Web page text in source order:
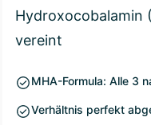
Hydroxocobalamin
vereint
MHA-Formula: Alle 3
Verhältnis perfekt